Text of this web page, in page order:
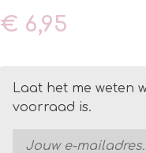
€ 6,95
Laat het me weten
voorraad is.